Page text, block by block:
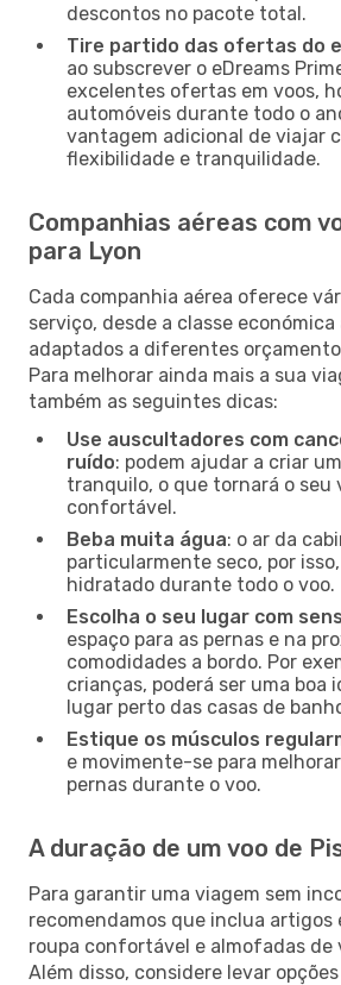
descontos no pacote total.
Tire partido das ofertas do
ao subscrever o eDreams
excelentes ofertas em voos,
automóveis durante todo o
vantagem adicional de viajar
flexibilidade e tranquilidade.
Companhias aéreas com
para Lyon
Cada companhia aérea oferece
serviço, desde a classe
adaptados a diferentes
Para melhorar ainda mais a sua
também as seguintes dicas:
Use auscultadores com
ruído: podem ajudar a criar
tranquilo, o que tornará o seu
confortável.
Beba muita água: o ar da
particularmente seco, por
hidratado durante todo o voo.
Escolha o seu lugar com
espaço para as pernas e na
comodidades a bordo. Por
crianças, poderá ser uma boa
lugar perto das casas de
Estique os músculos
e movimente-se para
pernas durante o voo.
A duração de um voo de
Para garantir uma viagem sem
recomendamos que inclua artigos
roupa confortável e almofadas de
Além disso, considere levar